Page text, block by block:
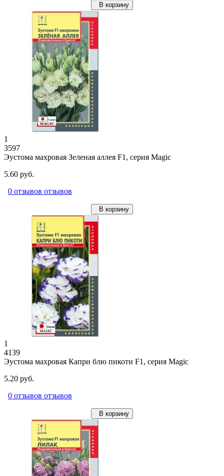
В корзину
1
3597
Эустома махровая Зеленая аллея F1, серия Magic
5.60 руб.
0 отзывов отзывов
В корзину
1
4139
Эустома махровая Капри блю пикоти F1, серия Magic
5.20 руб.
0 отзывов отзывов
В корзину